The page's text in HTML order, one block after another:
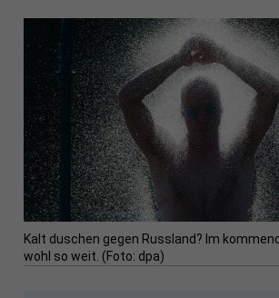
Kalt duschen gegen Russland? Im
wohl so weit. (Foto: dpa)